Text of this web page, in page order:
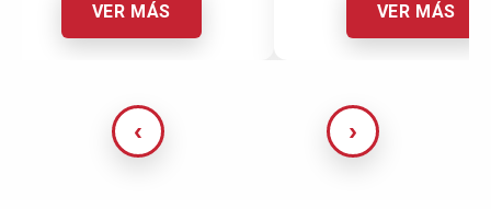
VER MÁS VER MÁS